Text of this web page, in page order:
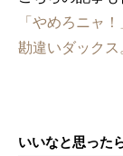
「やめろニャ
勘違いダック
いいなと思った